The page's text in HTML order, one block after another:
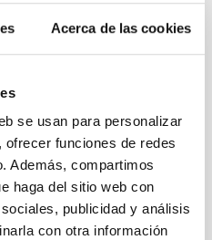
Acerca de las cookies
se usan para personalizar
funciones de redes
Además, compartimos
haga del sitio web con
publicidad y análisis
con otra información
Chinea